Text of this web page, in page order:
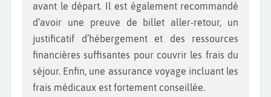
avant le départ. Il est également recommandé
d’avoir une preuve de billet aller-retour, un
justificatif d’hébergement et des ressources
financières suffisantes pour couvrir les frais du
séjour. Enfin, une assurance voyage incluant les
frais médicaux est fortement conseillée.